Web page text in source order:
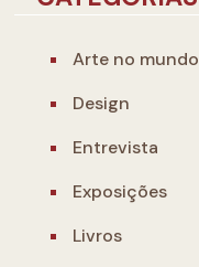
Arte no mundo
Design
Entrevista
Exposições
Livros